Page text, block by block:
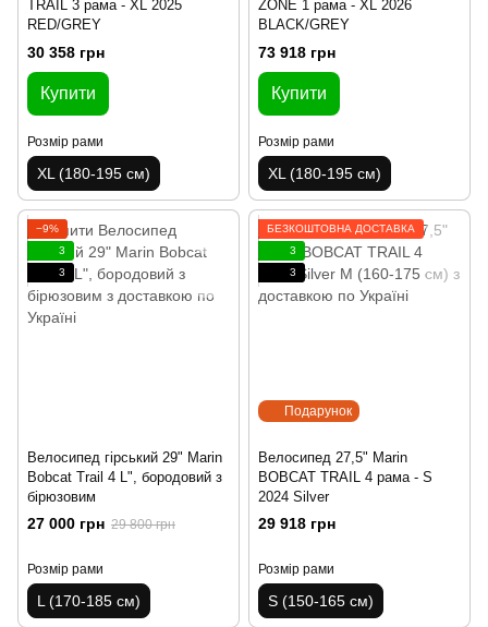
TRAIL 3 рама - XL 2025
RED/GREY
30 358 грн
Купити
Розмір рами
XL (180-195 см)
ZONE 1 рама - XL 2026
BLACK/GREY
73 918 грн
Купити
Розмір рами
XL (180-195 см)
−9%
3
3
Велосипед гірський 29" Marin
Bobcat Trail 4 L", бородовий з
бірюзовим
27 000 грн 29 800 грн
Розмір рами
L (170-185 см)
Подарунок
БЕЗКОШТОВНА ДОСТАВКА
3
3
Велосипед 27,5" Marin
BOBCAT TRAIL 4 рама - S
2024 Silver
29 918 грн
Розмір рами
S (150-165 см)